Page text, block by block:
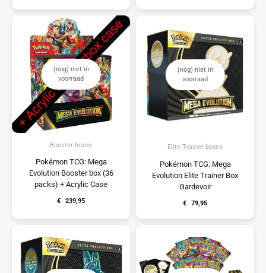
(nog) niet in
voorraad
Booster boxen
Pokémon TCG: Mega
Evolution Booster box (36
packs) + Acrylic Case
€ 239,95
(nog) niet in
voorraad
Elite Trainer boxes
Pokémon TCG: Mega
Evolution Elite Trainer Box
Gardevoir
€ 79,95